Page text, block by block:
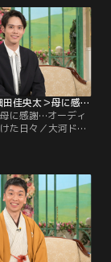
高が同じ学校で、
58歳になる大塚さ
前、人生で最大
いう理由が…！？
夫は、俳優の田辺
徹子の部屋 ＜細田佳央太＞母に感謝…オーディションに落ち続けた日々（2026/08/03放送分）
に感謝…オーディ
た日々／大河ドラ
題作に次々と出演
若手実力派俳優の
や大河ドラマ「ど
出演で話題を呼ん
実は4歳で自ら
入りたい」と言い芸
う。